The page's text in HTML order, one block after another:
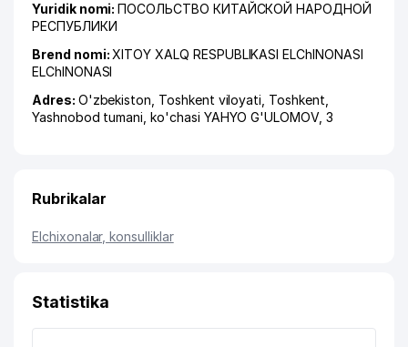
Yuridik nomi:ПОСОЛЬСТВО КИТАЙСКОЙ НАРОДНОЙ
РЕСПУБЛИКИ
Brend nomi:XITOY XALQ RESPUBLIKASI ELChINONASI
ELChINONASI
Adres: O'zbekiston, Toshkent viloyati Toshkent
Yashnobod tumani ,ko'chasi YAHYO G'ULOMOV, 3
Rubrikalar
Elchixonalar, konsulliklar
Statistika